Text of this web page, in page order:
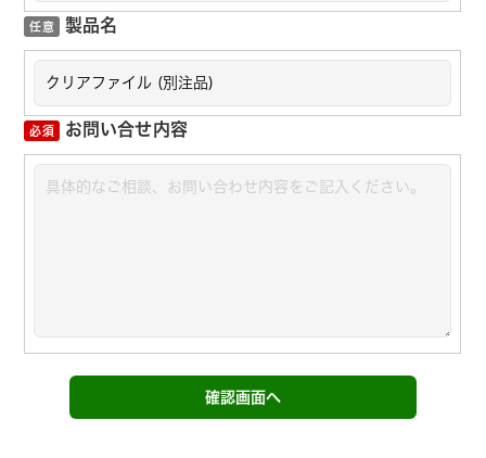
製品名
お問い合せ内容